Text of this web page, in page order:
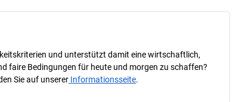
und unterstützt damit eine wirtschaftlich,
faire Bedingungen für heute und morgen zu schaffen?
Sie auf unserer Informationsseite.